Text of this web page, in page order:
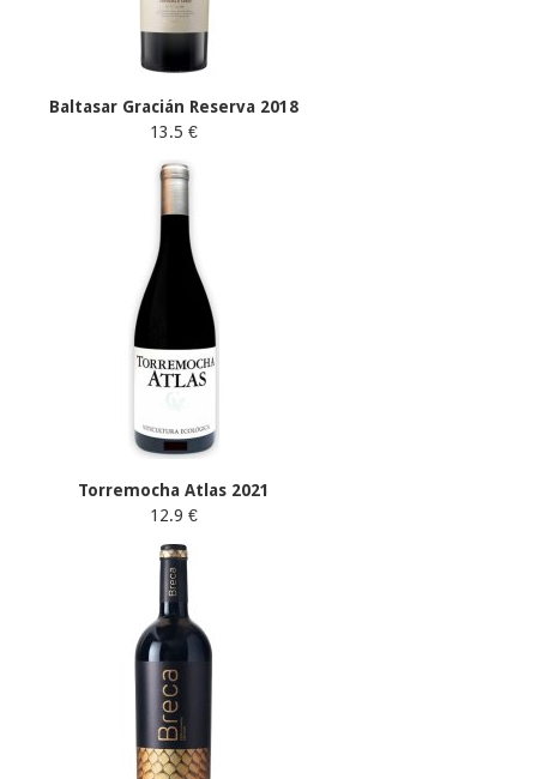
Baltasar Gracián Reserva 2018
13.5 €
Torremocha Atlas 2021
12.9 €